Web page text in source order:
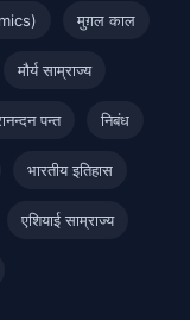
मुग़ल काल
मौर्य साम्राज्य
पन्त निबंध
भारतीय इतिहास
एशियाई साम्राज्य